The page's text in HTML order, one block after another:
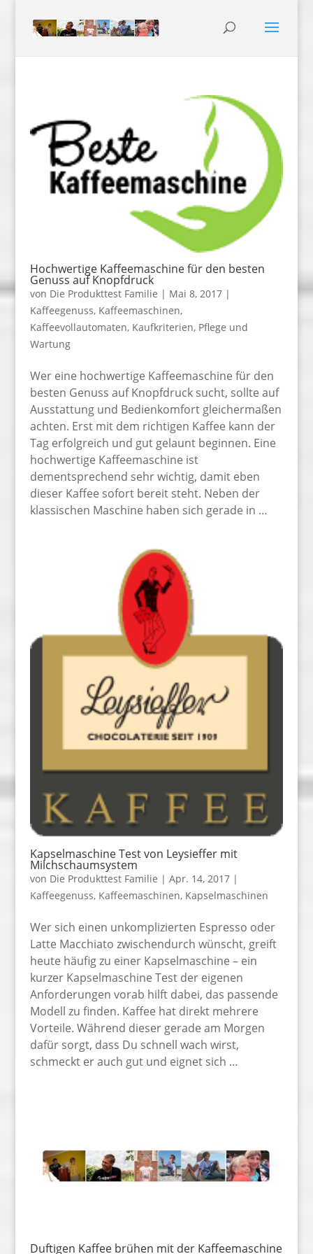
Hochwertige Kaffeemaschine für den besten
Genuss auf Knopfdruck
von Die Produkttest Familie | Mai 8, 2017|
Kaffeegenuss, Kaffeemaschinen,
Kaffeevollautomaten, Kaufkriterien, Pflege und
Wartung
Wer eine hochwertige Kaffeemaschine für den
besten Genuss auf Knopfdruck sucht, sollte auf
Ausstattung und Bedienkomfort gleichermaßen
achten. Erst mit dem richtigen Kaffee kann der
Tag erfolgreich und gut gelaunt beginnen. Eine
hochwertige Kaffeemaschine ist
dementsprechend sehr wichtig, damit eben
dieser Kaffee sofort bereit steht. Neben der
klassischen Maschine haben sich gerade in …
Kapselmaschine Test von Leysieffer mit
Milchschaumsystem
von Die Produkttest Familie | Apr. 14, 2017|
Kaffeegenuss, Kaffeemaschinen, Kapselmaschinen
Wer sich einen unkomplizierten Espresso oder
Latte Macchiato zwischendurch wünscht, greift
heute häufig zu einer Kapselmaschine – ein
kurzer Kapselmaschine Test der eigenen
Anforderungen vorab hilft dabei, das passende
Modell zu finden. Kaffee hat direkt mehrere
Vorteile. Während dieser gerade am Morgen
dafür sorgt, dass Du schnell wach wirst,
schmeckt er auch gut und eignet sich …
Duftigen Kaffee brühen mit der Kaffeemaschine